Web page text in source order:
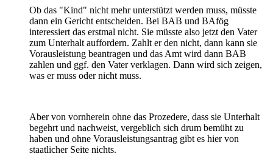
Ob das "Kind" nicht mehr unterstützt werden muss, müsste
dann ein Gericht entscheiden. Bei BAB und BAfög
interessiert das erstmal nicht. Sie müsste also jetzt den Vater
zum Unterhalt auffordern. Zahlt er den nicht, dann kann sie
Vorausleistung beantragen und das Amt wird dann BAB
zahlen und ggf. den Vater verklagen. Dann wird sich zeigen,
was er muss oder nicht muss.
Aber von vornherein ohne das Prozedere, dass sie Unterhalt
begehrt und nachweist, vergeblich sich drum bemüht zu
haben und ohne Vorausleistungsantrag gibt es hier von
staatlicher Seite nichts.